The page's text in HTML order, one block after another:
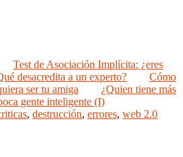
Test de Asociación Implícita: ¿eres
desacredita a un experto?
Cómo
ser tu amiga
¿Quien tiene más
gente inteligente (I)
, destrucción, errores, web 2.0